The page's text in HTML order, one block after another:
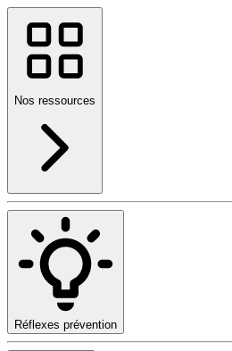
Nos ressources
Réflexes prévention